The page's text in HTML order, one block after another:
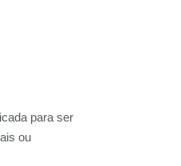
para ser
ou